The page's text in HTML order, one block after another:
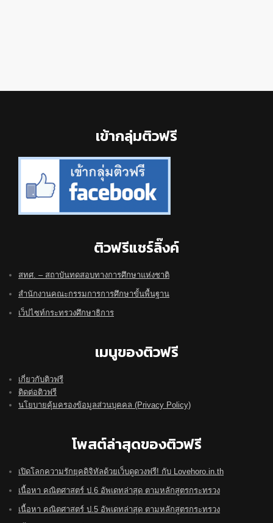
เข้ากลุ่มติวฟรี
ติวฟรีแชร์ลิ๊งค์
สทศ. – สถาบันทดสอบทางการศึกษาแห่งชาติ
สำนักงานคณะกรรมการการศึกษาขั้นพื้นฐาน
เว็ปไซท์กระทรวงศึกษาธิการ
เมนูของติวฟรี
เกี่ยวกับติวฟรี
ติดต่อติวฟรี
นโยบายคุ้มครองข้อมูลส่วนบุคคล (Privacy Policy)
โพสต์ล่าสุดของติวฟรี
เปิดโลกความรักยุคดิจิทัลด้วยเว็บดูดวงฟรี! กับ Lovehoro.in.th
เนื้อหา คณิตศาสตร์ ป.6 อัพเดทล่าสุด ตามหลักสูตรกระทรวง
เนื้อหา คณิตศาสตร์ ป.5 อัพเดทล่าสุด ตามหลักสูตรกระทรวง